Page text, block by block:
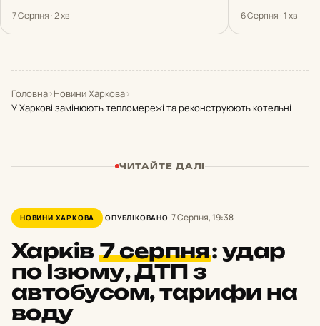
7 Серпня · 2 хв 6 Серпня · 1 хв
Головна›Новини Харкова›
У Харкові замінюють тепломережі та реконструюють котельні
ЧИТАЙТЕ ДАЛІ
НОВИНИ ХАРКОВА ОПУБЛІКОВАНО 7 Серпня, 19:38
Харків7 серпня: удар
по Ізюму, ДТП з
автобусом, тарифи на
воду